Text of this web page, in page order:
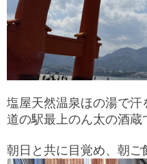
塩屋天然温泉ほの湯で汗
道の駅最上のん太の酒蔵
朝日と共に目覚め、朝ご